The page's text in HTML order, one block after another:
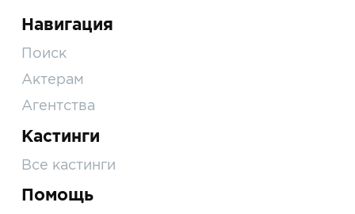
Навигация
Поиск
Актерам
Агентства
Кастинги
Все кастинги
Помощь